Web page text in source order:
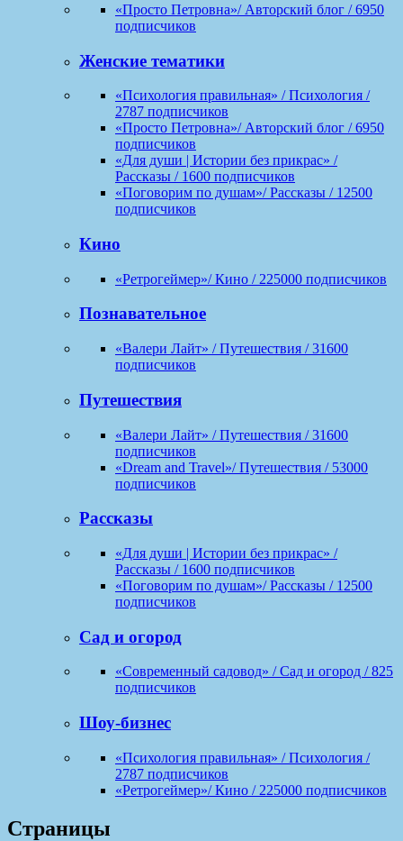
«Просто Петровна»/ Авторский блог / 6950
подписчиков
Женские тематики
«Психология правильная» / Психология /
2787 подписчиков
«Просто Петровна»/ Авторский блог / 6950
подписчиков
«Для души | Истории без прикрас» /
Рассказы / 1600 подписчиков
«Поговорим по душам»/ Рассказы / 12500
подписчиков
Кино
«Ретрогеймер»/ Кино / 225000 подписчиков
Познавательное
«Валери Лайт» / Путешествия / 31600
подписчиков
Путешествия
«Валери Лайт» / Путешествия / 31600
подписчиков
«Dream and Travel»/ Путешествия / 53000
подписчиков
Рассказы
«Для души | Истории без прикрас» /
Рассказы / 1600 подписчиков
«Поговорим по душам»/ Рассказы / 12500
подписчиков
Сад и огород
«Современный садовод» / Сад и огород / 825
подписчиков
Шоу-бизнес
«Психология правильная» / Психология /
2787 подписчиков
«Ретрогеймер»/ Кино / 225000 подписчиков
Страницы